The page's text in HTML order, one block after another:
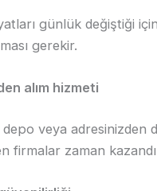
günlük değiştiği
gerekir.
alım hizmeti
veya adresinizden
firmalar zaman